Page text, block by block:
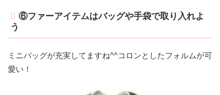
⑥ファーアイテムはバッグや手袋で取り入れよ
う
ミニバッグが充実してますね^^コロンとしたフォルムが可
愛い！